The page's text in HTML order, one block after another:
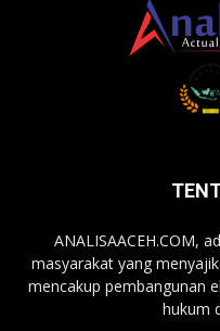
ANALISAACEH.COM,
masyarakat yang
mencakup pembangunan
hukum